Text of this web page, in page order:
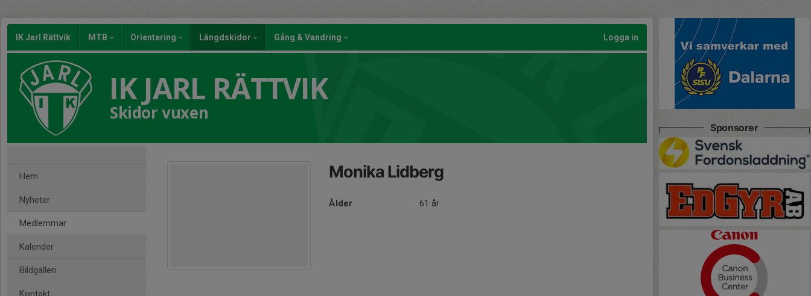
IK Jarl Rättvik MTB Orientering Längdskidor Gång & Vandring Logga in
IK JARL RÄTTVIK
Skidor vuxen
Hem
Nyheter
Medlemmar
Kalender
Bildgalleri
Kontakt
Monika Lidberg
Ålder 61 år
Sponsorer